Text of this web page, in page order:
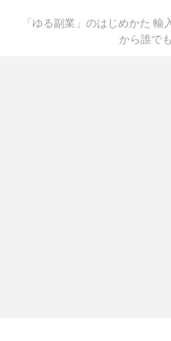
「ゆる副業」のはじめかた
から誰で